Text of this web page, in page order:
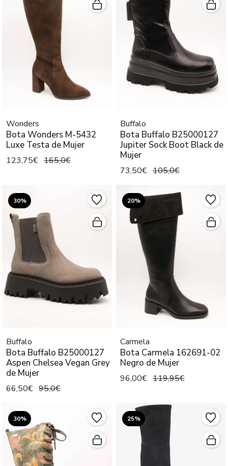
Wonders
Bota Wonders M-5432
Luxe Testa de Mujer
123,75€ 165,0€
Buffalo
Bota Buffalo B25000127
Jupiter Sock Boot Black de
Mujer
73,50€ 105,0€
30%
Buffalo
Bota Buffalo B25000127
Aspen Chelsea Vegan Grey
de Mujer
66,50€ 95,0€
20%
Carmela
Bota Carmela 162691-02
Negro de Mujer
96,00€ 119,95€
30% 25%